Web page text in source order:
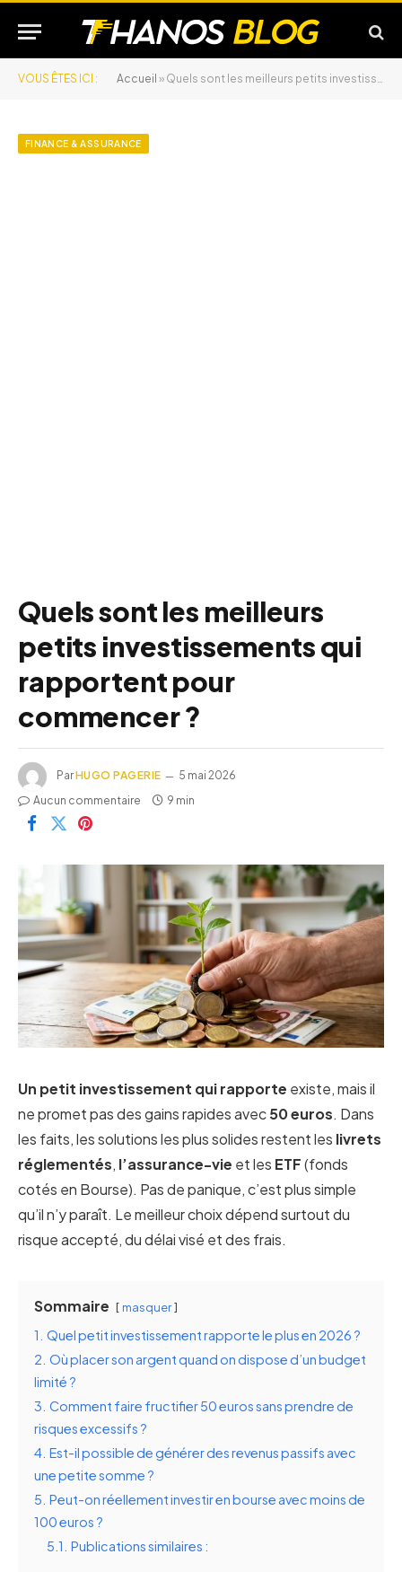
VOUS ÊTES ICI : Accueil » Quels sont les meilleurs petits investissements qui rapportent pour commencer ?
FINANCE & ASSURANCE
Quels sont les meilleurs
petits investissements qui
rapportent pour
commencer ?
ParHUGO PAGERIE
5 mai 2026
Aucun commentaire
9 min
Un petit investissement qui rapporte existe, mais il
ne promet pas des gains rapides avec50 euros. Dans
les faits, les solutions les plus solides restent les livrets
réglementés, l’assurance-vie et les ETF(fonds
cotés en Bourse). Pas de panique, c’est plus simple
qu’il n’y paraît. Le meilleur choix dépend surtout du
risque accepté, du délai visé et des frais.
Sommaire masquer
1. Quel petit investissement rapporte le plus en 2026 ?
2. Où placer son argent quand on dispose d’un budget
limité ?
3. Comment faire fructifier 50 euros sans prendre de
risques excessifs ?
4. Est-il possible de générer des revenus passifs avec
une petite somme ?
5. Peut-on réellement investir en bourse avec moins de
100 euros ?
5.1. Publications similaires :